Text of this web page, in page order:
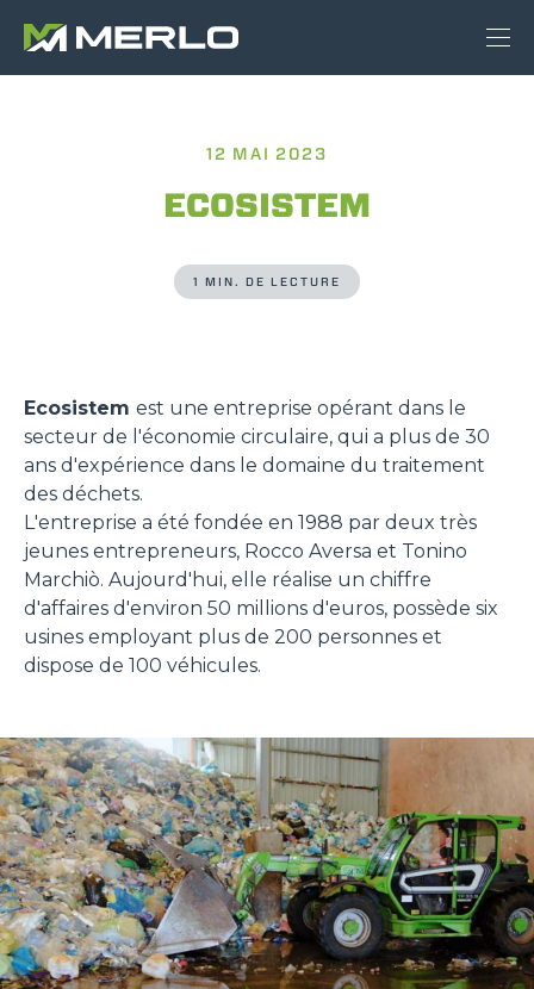
12 MAI 2023
ECOSISTEM
1 MIN. DE LECTURE
Ecosistem est une entreprise opérant dans le
secteur de l'économie circulaire, qui a plus de 30
ans d'expérience dans le domaine du traitement
des déchets.
L'entreprise a été fondée en 1988 par deux très
jeunes entrepreneurs, Rocco Aversa et Tonino
Marchiò. Aujourd'hui, elle réalise un chiffre
d'affaires d'environ 50 millions d'euros, possède six
usines employant plus de 200 personnes et
dispose de 100 véhicules.